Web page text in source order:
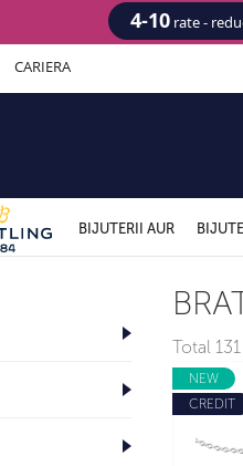
4-10rate -
CARIERA
BIJUTERII AUR
Total
NEW
CREDIT